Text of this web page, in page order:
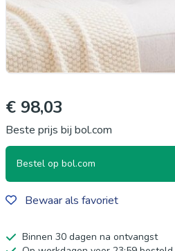
€ 98,03
Beste prijs bij bol.com
Bestel op bol.com
Bewaar als favoriet
Binnen 30 dagen na ontvangst